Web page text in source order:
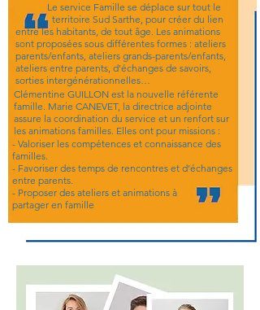
Le service Famille se déplace sur tout le
territoire Sud Sarthe, pour créer du lien
entre les habitants, de tout âge. Les animations
sont proposées sous différentes formes : ateliers
parents/enfants, ateliers grands-parents/enfants,
ateliers entre parents, d’échanges de savoirs,
sorties intergénérationnelles…
- Valoriser les compétences et connaissance des
familles.
- Favoriser des temps de rencontres et d’échanges
entre parents.
- Proposer des ateliers et animations à
partager en famille
Clémentine GUILLON est la nouvelle référente
famille. Marie CANEVET, la directrice adjointe
assure la coordination du service et un renfort sur
les animations familles. Elles ont pour missions :